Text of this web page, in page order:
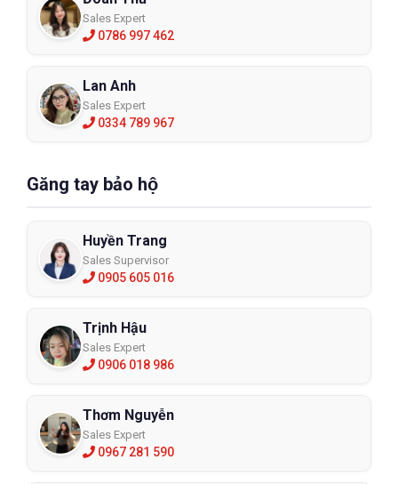
Sales Expert
0786 997 462
Lan Anh
Sales Expert
0334 789 967
Găng tay bảo hộ
Huyền Trang
Sales Supervisor
0905 605 016
Trịnh Hậu
Sales Expert
0906 018 986
Thơm Nguyễn
Sales Expert
0967 281 590